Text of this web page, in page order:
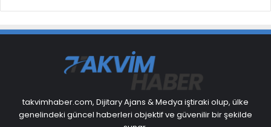
takvimhaber.com, Dijitary Ajans & Medya iştiraki olup, ülke
genelindeki güncel haberleri objektif ve güvenilir bir şekilde